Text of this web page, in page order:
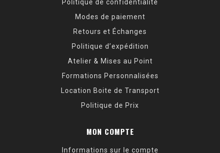
Politique de confidentialité
Modes de paiement
Retours et Échanges
Politique d’expédition
Atelier & Mises au Point
Formations Personnalisées
Location Boite de Transport
Politique de Prix
MON COMPTE
Informations sur le compte